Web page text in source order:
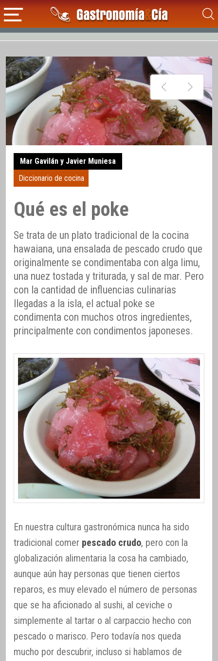
Mar Gavilán y Javier Muniesa
Diccionario de cocina
Qué es el poke
Se trata de un plato tradicional de la cocina
hawaiana, una ensalada de pescado crudo que
originalmente se condimentaba con alga limu,
una nuez tostada y triturada, y sal de mar. Pero
con la cantidad de influencias culinarias
llegadas a la isla, el actual poke se
condimenta con muchos otros ingredientes,
principalmente con condimentos japoneses.
En nuestra cultura gastronómica nunca ha sido
tradicional comer pescado crudo, pero con la
globalización alimentaria la cosa ha cambiado,
aunque aún hay personas que tienen ciertos
reparos, es muy elevado el número de personas
que se ha aficionado al sushi, al ceviche o
simplemente al tartar o al carpaccio hecho con
pescado o marisco. Pero todavía nos queda
mucho por descubrir, incluso si hablamos de